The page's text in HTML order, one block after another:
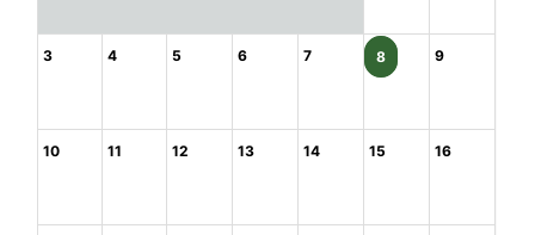
3 4 5 6 7 8 9
10 11 12 13 14 15 16